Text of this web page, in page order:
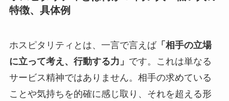
特徴、具体例
ホスピタリティとは、一言で言えば「相手の立場
に立って考え、行動する力」 です。これは単なる
サービス精神ではありません。相手の求めている
ことや気持ちを的確に感じ取り、それを超える形